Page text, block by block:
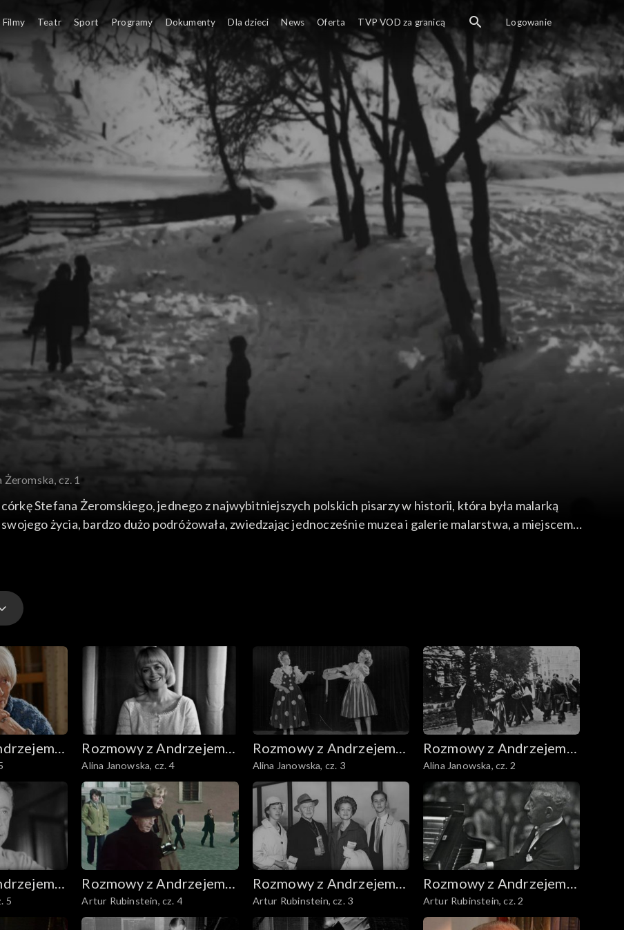
cz. 1
Stefana Żeromskiego, jednego z najwybitniejszych polskich pisarzy w historii, która była malarką
życia, bardzo dużo podróżowała, zwiedzając jednocześnie muzea i galerie malarstwa, a miejscem
mieszcząca się na południu Włoch.
Rozmowy z Andrzejem
Doboszem
Alina Janowska, cz. 4
Rozmowy z Andrzejem
Doboszem
Alina Janowska, cz. 3
Rozmowy z Andrzejem
Doboszem
Alina Janowska, cz. 2
5
Rozmowy z Andrzejem
Doboszem
Artur Rubinstein, cz. 4
Rozmowy z Andrzejem
Doboszem
Artur Rubinstein, cz. 3
Rozmowy z Andrzejem
Doboszem
Artur Rubinstein, cz. 2
Filmy Teatr Sport Programy Dokumenty Dla dzieci News Oferta TVP VOD za granicą Logowanie